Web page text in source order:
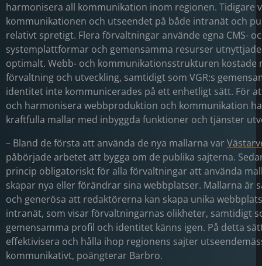
harmonisera all kommunikation inom regionen. Tidigare
kommunikationen och utseendet på både intranät och
relativt spretigt. Flera förvaltningar använde egna CMS-
systemplattformar och gemensamma resurser
optimalt. Webb- och kommunikationsstrukturen kostade
förvaltning och utveckling, samtidigt som VGR:s
identitet inte kommunicerades på ett enhetligt sätt. För
och harmonisera webbproduktion och kommunikation
kraftfulla mallar med inbyggda funktioner och tjänster
– Bland de första att använda de nya mallarna var
påbörjade arbetet att bygga om de publika sajterna.
princip obligatoriskt för alla förvaltningar att använda
skapar nya eller förändrar sina webbplatser. Mallarna är
och generösa att redaktörerna kan skapa unika
intranät, som visar förvaltningarnas olikheter, samtidigt
gemensamma profil och identitet känns igen. På detta
effektivisera och hålla ihop regionens sajter
kommunikativt, poängterar Barbro.